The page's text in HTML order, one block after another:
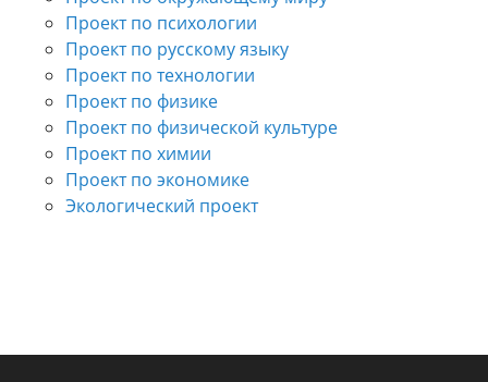
Проект по психологии
Проект по русскому языку
Проект по технологии
Проект по физике
Проект по физической культуре
Проект по химии
Проект по экономике
Экологический проект